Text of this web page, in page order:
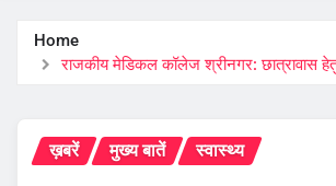
Home
राजकीय मेडिकल कॉलेज श्रीनगर: छात्रावास
ख़बरें मुख्य बातें स्वास्थ्य